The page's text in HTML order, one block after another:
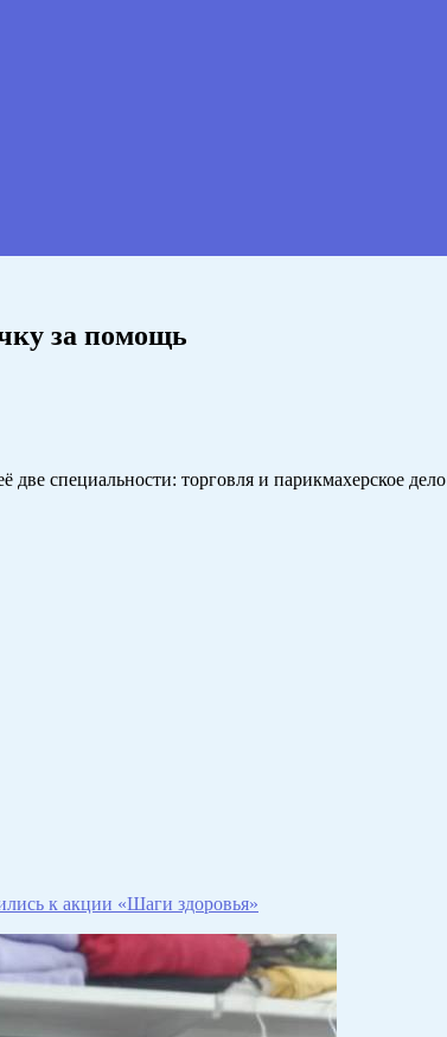
за помощь
специальности: торговля и парикмахерское дело
к акции «Шаги здоровья»